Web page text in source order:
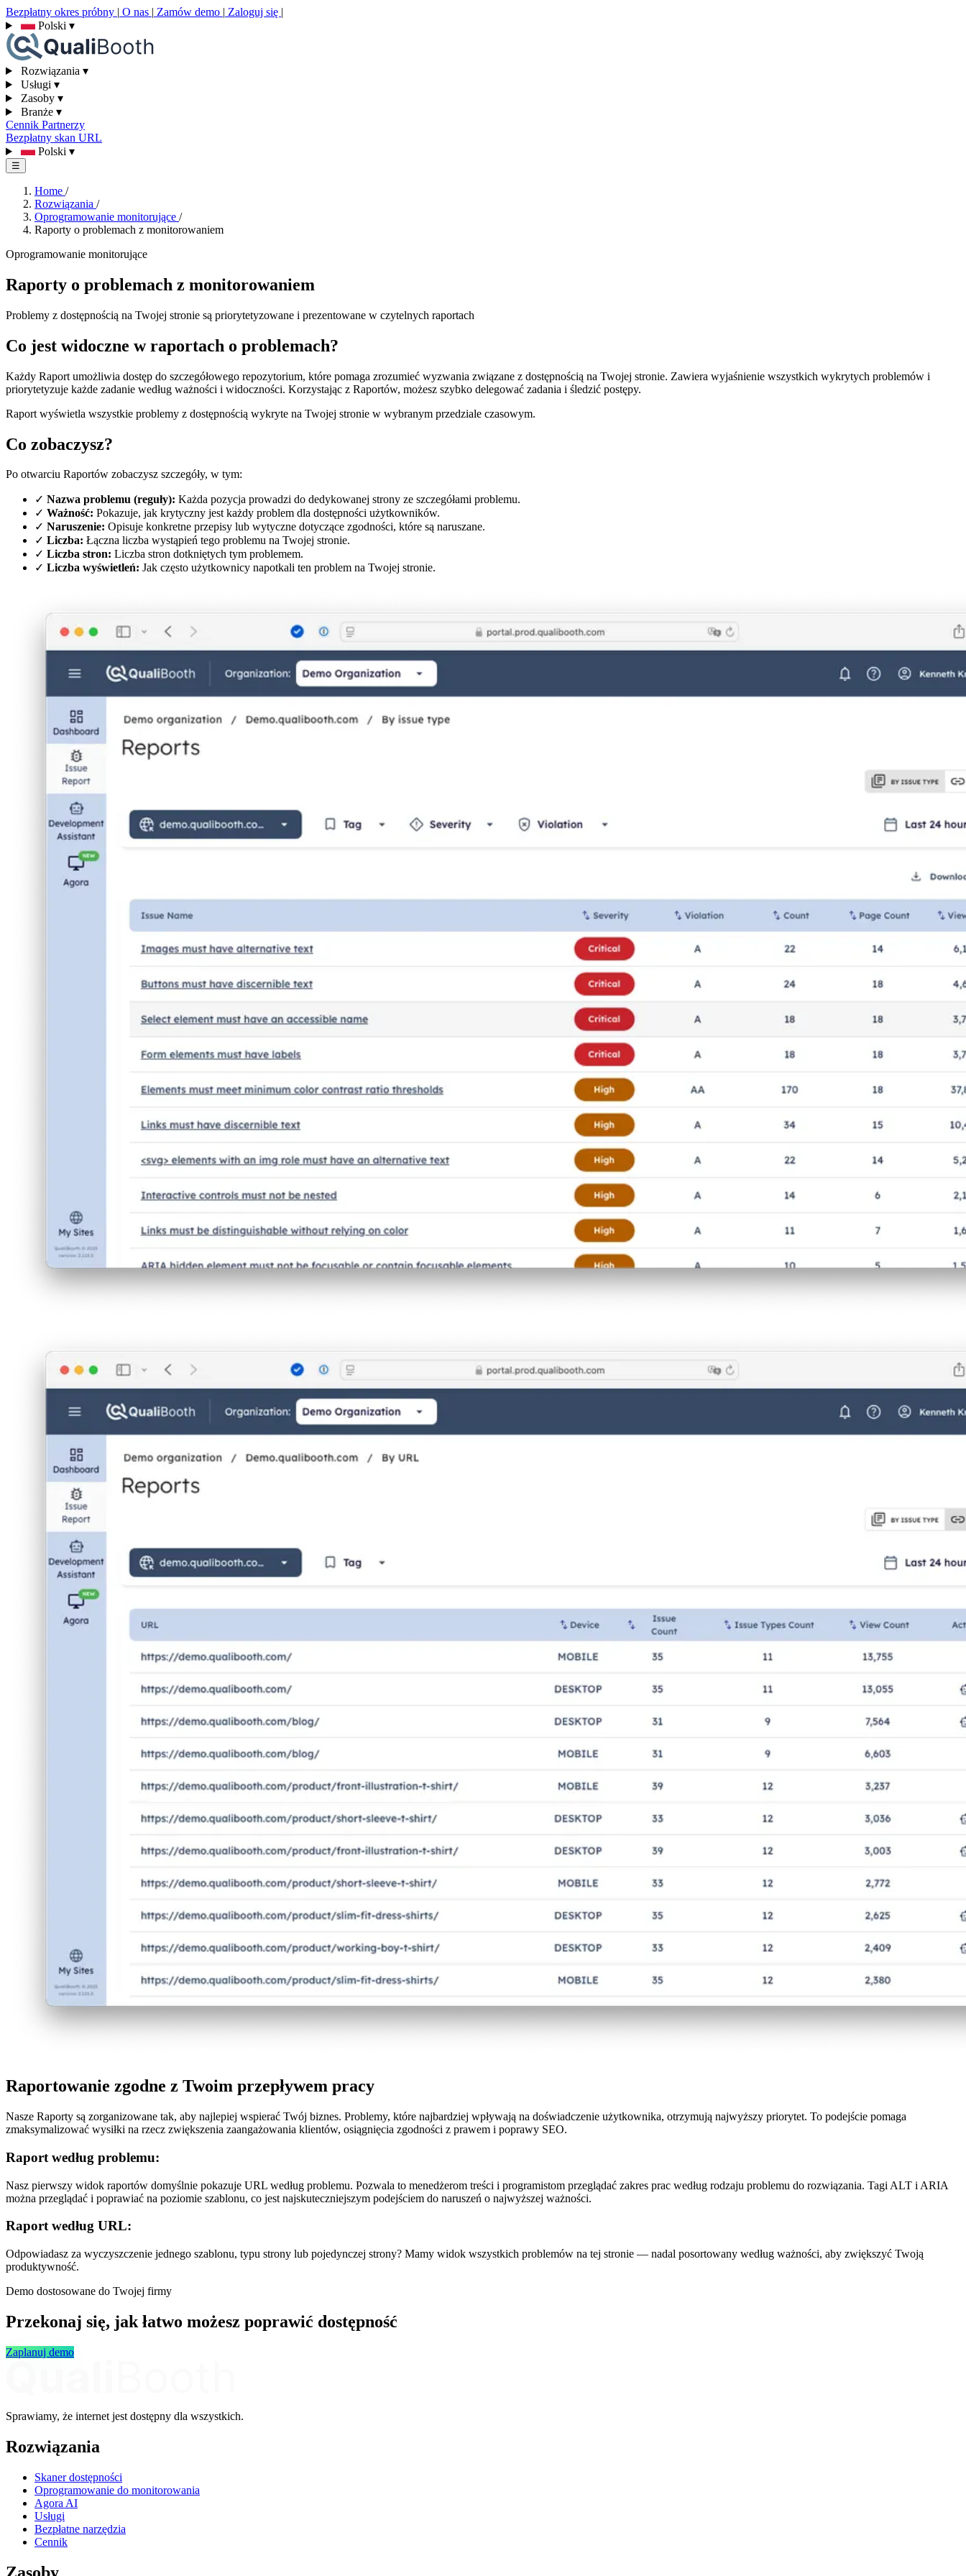
Bezpłatny okres próbny | O nas | Zamów demo | Zaloguj się |
Polski ▾
Rozwiązania ▾
Usługi ▾
Zasoby ▾
Branże ▾
Cennik Partnerzy
Bezpłatny skan URL
Polski ▾
☰
Home /
Rozwiązania /
Oprogramowanie monitorujące /
Raporty o problemach z monitorowaniem
Oprogramowanie monitorujące
Raporty o problemach z monitorowaniem
Problemy z dostępnością na Twojej stronie są priorytetyzowane i prezentowane w czytelnych raportach
Co jest widoczne w raportach o problemach?
Każdy Raport umożliwia dostęp do szczegółowego repozytorium, które pomaga zrozumieć wyzwania związane z dostępnością na Twojej stronie. Zawiera wyjaśnienie wszystkich wykrytych problemów i
priorytetyzuje każde zadanie według ważności i widoczności. Korzystając z Raportów, możesz szybko delegować zadania i śledzić postępy.
Raport wyświetla wszystkie problemy z dostępnością wykryte na Twojej stronie w wybranym przedziale czasowym.
Co zobaczysz?
Po otwarciu Raportów zobaczysz szczegóły, w tym:
✓ Nazwa problemu (reguły): Każda pozycja prowadzi do dedykowanej strony ze szczegółami problemu.
✓ Ważność: Pokazuje, jak krytyczny jest każdy problem dla dostępności użytkowników.
✓ Naruszenie: Opisuje konkretne przepisy lub wytyczne dotyczące zgodności, które są naruszane.
✓ Liczba: Łączna liczba wystąpień tego problemu na Twojej stronie.
✓ Liczba stron: Liczba stron dotkniętych tym problemem.
✓ Liczba wyświetleń: Jak często użytkownicy napotkali ten problem na Twojej stronie.
Raportowanie zgodne z Twoim przepływem pracy
Nasze Raporty są zorganizowane tak, aby najlepiej wspierać Twój biznes. Problemy, które najbardziej wpływają na doświadczenie użytkownika, otrzymują najwyższy priorytet. To podejście pomaga
zmaksymalizować wysiłki na rzecz zwiększenia zaangażowania klientów, osiągnięcia zgodności z prawem i poprawy SEO.
Raport według problemu:
Nasz pierwszy widok raportów domyślnie pokazuje URL według problemu. Pozwala to menedżerom treści i programistom przeglądać zakres prac według rodzaju problemu do rozwiązania. Tagi ALT i ARIA
można przeglądać i poprawiać na poziomie szablonu, co jest najskuteczniejszym podejściem do naruszeń o najwyższej ważności.
Raport według URL:
Odpowiadasz za wyczyszczenie jednego szablonu, typu strony lub pojedynczej strony? Mamy widok wszystkich problemów na tej stronie — nadal posortowany według ważności, aby zwiększyć Twoją
produktywność.
Demo dostosowane do Twojej firmy
Przekonaj się, jak łatwo możesz poprawić dostępność
Zaplanuj demo
Sprawiamy, że internet jest dostępny dla wszystkich.
Rozwiązania
Skaner dostępności
Oprogramowanie do monitorowania
Agora AI
Usługi
Bezpłatne narzędzia
Cennik
Zasoby